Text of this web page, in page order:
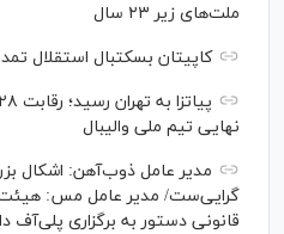
ملت‌های زیر ۲۳ سال
کاپیتان بسکتبال استقلال
نهایی تیم ملی والیبال
مدیر عامل ذوب‌آهن: اشکال
گرایی‌ست/ مدیر عامل مس:
قانونی دستور به برگزاری پلی‌آف